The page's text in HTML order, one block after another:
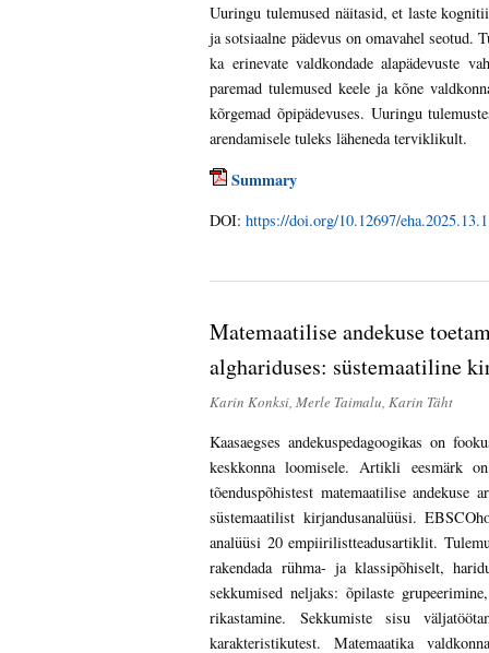
Uuringu tulemused näitasid, et laste
ja sotsiaalne pädevus on omavahel seotud.
ka erinevate valdkondade alapädevuste
paremad tulemused keele ja kõne
kõrgemad õpipädevuses. Uuringu
arendamisele tuleks läheneda terviklikult.
Summary
DOI:https://doi.org/10.12697/
Matemaatilise andekuse
alghariduses: süstemaatiline
Karin Konksi, Merle Taimalu, Karin Täht
Kaasaegses andekuspedagoogikas on
keskkonna loomisele. Artikli eesmärk
tõenduspõhistest matemaatilise andekuse
süstemaatilist kirjandusanalüüsi.
analüüsi 20 empiirilistteadusartiklit.
rakendada rühma- ja klassipõhiselt,
sekkumised neljaks: õpilaste
rikastamine. Sekkumiste sisu
karakteristikutest. Matemaatika